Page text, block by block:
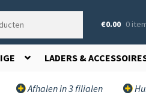
€0.00 0
LADERS &
Afhalen in 3 filialen